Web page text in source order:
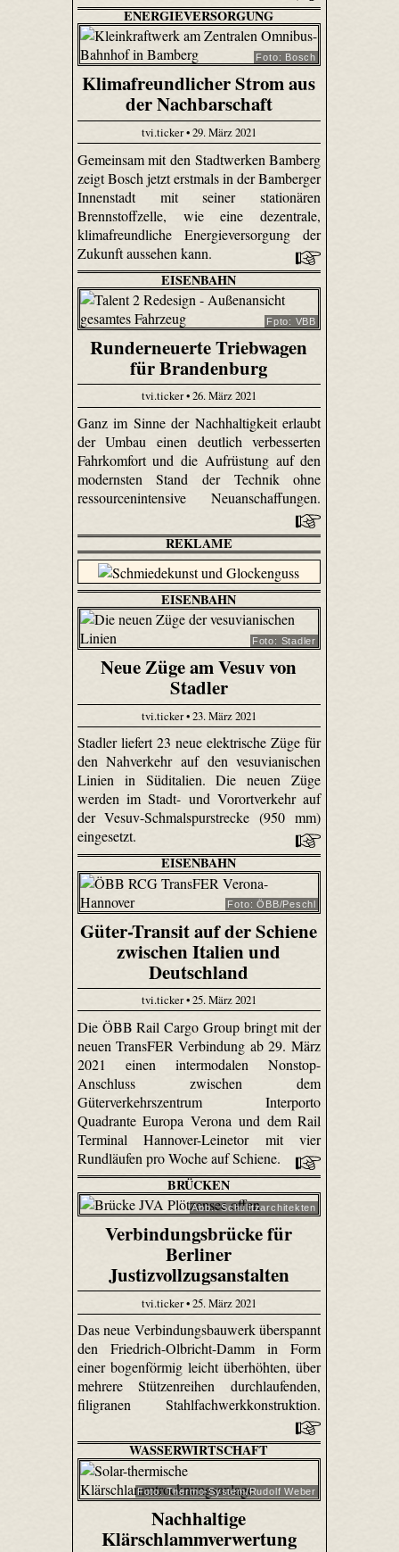
ENERGIEVERSORGUNG
Foto: Bosch
Klimafreundlicher Strom aus
der Nachbarschaft
tvi.ticker • 29. März 2021
Gemeinsam mit den Stadtwerken Bamberg
zeigt Bosch jetzt erstmals in der Bamberger
Innenstadt mit seiner stationären
Brennstoffzelle, wie eine dezentrale,
klimafreundliche Energieversorgung der
Zukunft aussehen kann.
EISENBAHN
Fpto: VBB
Runderneuerte Triebwagen
für Brandenburg
tvi.ticker • 26. März 2021
Ganz im Sinne der Nachhaltigkeit erlaubt
der Umbau einen deutlich verbesserten
Fahrkomfort und die Aufrüstung auf den
modernsten Stand der Technik ohne
ressourcenintensive Neuanschaffungen.
REKLAME
EISENBAHN
Foto: Stadler
Neue Züge am Vesuv von
Stadler
tvi.ticker • 23. März 2021
Stadler liefert 23 neue elektrische Züge für
den Nahverkehr auf den vesuvianischen
Linien in Süditalien. Die neuen Züge
werden im Stadt- und Vorortverkehr auf
der Vesuv-Schmalspurstrecke (950 mm)
eingesetzt.
EISENBAHN
Foto: ÖBB/Peschl
Güter-Transit auf der Schiene
zwischen Italien und
Deutschland
tvi.ticker • 25. März 2021
Die ÖBB Rail Cargo Group bringt mit der
neuen TransFER Verbindung ab 29. März
2021 einen intermodalen Nonstop-
Anschluss zwischen dem
Güterverkehrszentrum Interporto
Quadrante Europa Verona und dem Rail
Terminal Hannover-Leinetor mit vier
Rundläufen pro Woche auf Schiene.
BRÜCKEN
Abb.: Schulitzarchitekten
Verbindungsbrücke für
Berliner
Justizvollzugsanstalten
tvi.ticker • 25. März 2021
Das neue Verbindungsbauwerk überspannt
den Friedrich-Olbricht-Damm in Form
einer bogenförmig leicht überhöhten, über
mehrere Stützenreihen durchlaufenden,
filigranen Stahlfachwerkkonstruktion.
WASSERWIRTSCHAFT
Foto: Thermo-System/Rudolf Weber
Nachhaltige
Klärschlammverwertung